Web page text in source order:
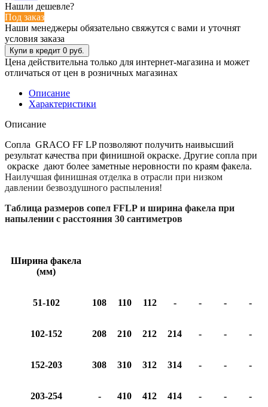
Нашли дешевле?
Под заказ
Наши менеджеры обязательно свяжутся с вами и уточнят
условия заказа
Цена действительна только для интернет-магазина и может
отличаться от цен в розничных магазинах
Описание
Характеристики
Описание
Сопла GRACO FF LP позволяют получить наивысший
результат качества при финишной окраске. Другие сопла при
окраске дают более заметные неровности по краям факела.
Наилучшая финишная отделка в отрасли при низком
давлении безвоздушного распыления!
Таблица размеров сопел FFLP и ширина факела при
напылении с расстояния 30 сантиметров
Ширина факела
(мм)
51-102 108 110 112 - - - -
102-152 208 210 212 214 - - -
152-203 308 310 312 314 - - -
203-254 - 410 412 414 - - -